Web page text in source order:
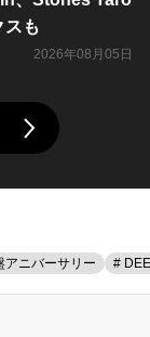
スも
2026年08月05日
アニバーサリー #